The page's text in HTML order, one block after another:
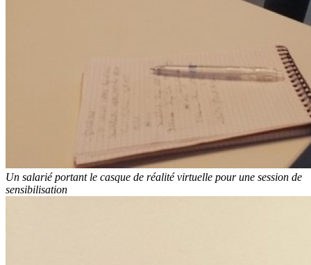
Un salarié portant le casque de réalité virtuelle pour une session de
sensibilisation